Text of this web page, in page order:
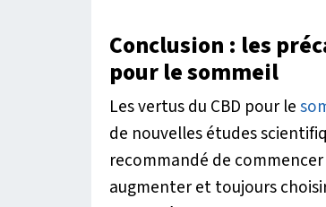
Conclusion : les
pour le sommeil
Les vertus du CBD pour le
de nouvelles études
recommandé de
augmenter et toujours